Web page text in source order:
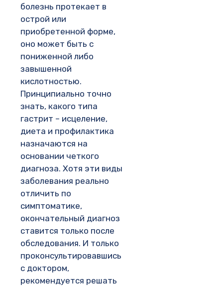
болезнь протекает в
острой или
приобретенной форме,
оно может быть с
пониженной либо
завышенной
кислотностью.
Принципиально точно
знать, какого типа
гастрит – исцеление,
диета и профилактика
назначаются на
основании четкого
диагноза. Хотя эти виды
заболевания реально
отличить по
симптоматике,
окончательный диагноз
ставится только после
обследования. И только
проконсультировавшись
с доктором,
рекомендуется решать